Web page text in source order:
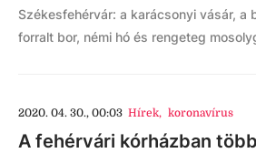
Székesfehérvár: a karácsonyi vásár, a
forralt bor, némi hó és rengeteg
2020. 04. 30., 00:03 Hírek, koronavírus
A fehérvári kórházban több